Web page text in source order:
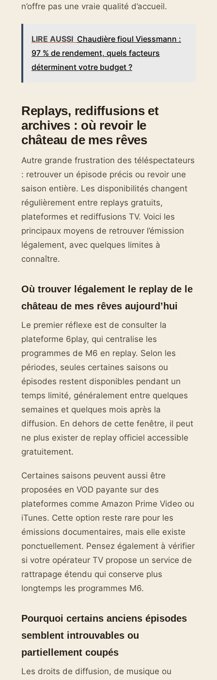
n’offre pas une vraie qualité d’accueil.
LIRE AUSSI Chaudière fioul Viessmann :
97 % de rendement, quels facteurs
déterminent votre budget ?
Replays, rediffusions et
archives : où revoir le
château de mes rêves
Autre grande frustration des téléspectateurs
: retrouver un épisode précis ou revoir une
saison entière. Les disponibilités changent
régulièrement entre replays gratuits,
plateformes et rediffusions TV. Voici les
principaux moyens de retrouver l’émission
légalement, avec quelques limites à
connaître.
Où trouver légalement le replay de le
château de mes rêves aujourd’hui
Le premier réflexe est de consulter la
plateforme 6play, qui centralise les
programmes de M6 en replay. Selon les
périodes, seules certaines saisons ou
épisodes restent disponibles pendant un
temps limité, généralement entre quelques
semaines et quelques mois après la
diffusion. En dehors de cette fenêtre, il peut
ne plus exister de replay officiel accessible
gratuitement.
Certaines saisons peuvent aussi être
proposées en VOD payante sur des
plateformes comme Amazon Prime Video ou
iTunes. Cette option reste rare pour les
émissions documentaires, mais elle existe
ponctuellement. Pensez également à vérifier
si votre opérateur TV propose un service de
rattrapage étendu qui conserve plus
longtemps les programmes M6.
Pourquoi certains anciens épisodes
semblent introuvables ou
partiellement coupés
Les droits de diffusion, de musique ou